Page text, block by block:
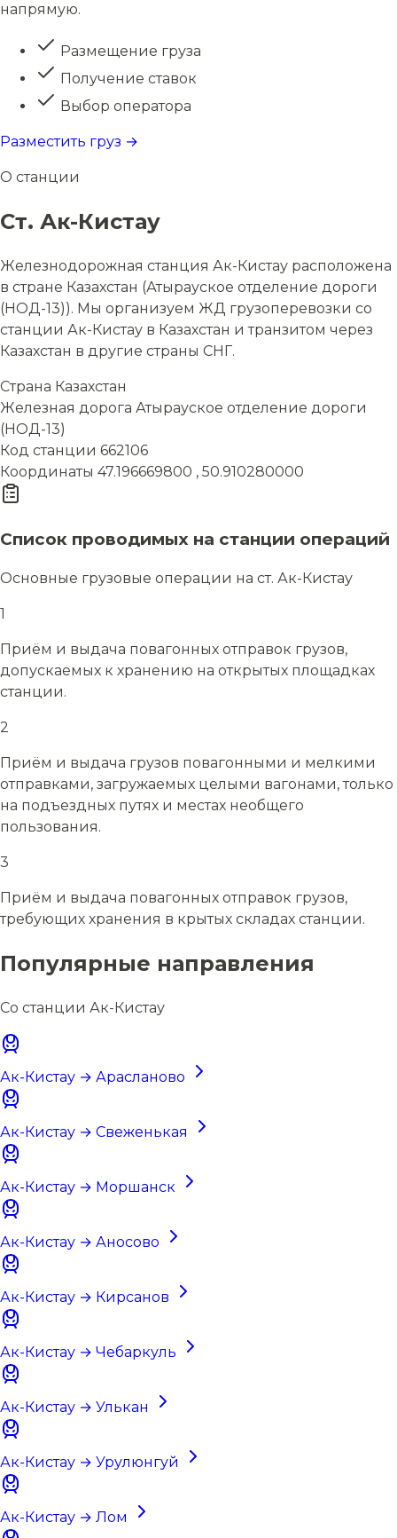
напрямую.
Размещение груза
Получение ставок
Выбор оператора
Разместить груз →
О станции
Ст. Ак-Кистау
Железнодорожная станция Ак-Кистау расположена
в стране Казахстан (Атырауское отделение дороги
(НОД-13)). Мы организуем ЖД грузоперевозки со
станции Ак-Кистау в Казахстан и транзитом через
Казахстан в другие страны СНГ.
Страна Казахстан
Железная дорога Атырауское отделение дороги
(НОД-13)
Код станции 662106
Координаты 47.196669800 , 50.910280000
Список проводимых на станции операций
Основные грузовые операции на ст. Ак-Кистау
1
Приём и выдача повагонных отправок грузов,
допускаемых к хранению на открытых площадках
станции.
2
Приём и выдача грузов повагонными и мелкими
отправками, загружаемых целыми вагонами, только
на подъездных путях и местах необщего
пользования.
3
Приём и выдача повагонных отправок грузов,
требующих хранения в крытых складах станции.
Популярные направления
Со станции Ак-Кистау
Ак-Кистау → Арасланово
Ак-Кистау → Свеженькая
Ак-Кистау → Моршанск
Ак-Кистау → Аносово
Ак-Кистау → Кирсанов
Ак-Кистау → Чебаркуль
Ак-Кистау → Улькан
Ак-Кистау → Урулюнгуй
Ак-Кистау → Лом